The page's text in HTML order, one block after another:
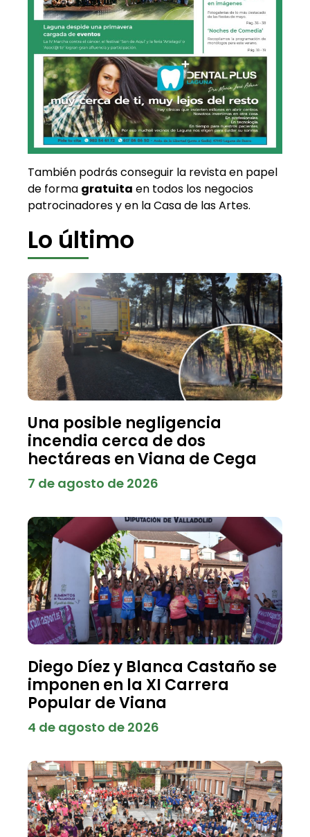
También podrás conseguir la revista en papel
de forma gratuita en todos los negocios
patrocinadores y en la Casa de las Artes.
Lo último
Una posible negligencia
incendia cerca de dos
hectáreas en Viana de Cega
7 de agosto de 2026
Diego Díez y Blanca Castaño se
imponen en la XI Carrera
Popular de Viana
4 de agosto de 2026